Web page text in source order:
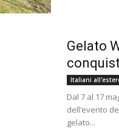
Gelato
Italiani
Dal 7 al 17
dell’evento
gelato...